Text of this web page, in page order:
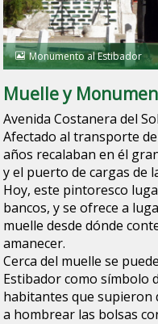
Monumento al Estibador
Muelle y
Avenida Costanera del
Afectado al transporte
años recalaban en él
y el puerto de cargas de
Hoy, este pintoresco
bancos, y se ofrece a
muelle desde dónde
amanecer.
Cerca del muelle se
Estibador como símbolo
habitantes que supieron
a hombrear las bolsas